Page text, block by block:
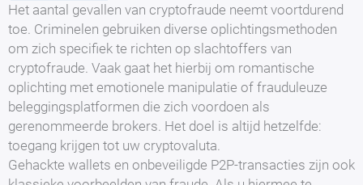
Het aantal gevallen van cryptofraude neemt voortdurend
toe. Criminelen gebruiken diverse oplichtingsmethoden
om zich specifiek te richten op slachtoffers van
cryptofraude. Vaak gaat het hierbij om romantische
oplichting met emotionele manipulatie of frauduleuze
beleggingsplatformen die zich voordoen als
gerenommeerde brokers. Het doel is altijd hetzelfde:
toegang krijgen tot uw cryptovaluta.
Gehackte wallets en onbeveiligde P2P-transacties zijn ook